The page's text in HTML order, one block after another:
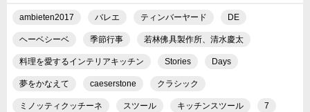
ambieten2017 バレエ ティンバーヤード DE
ヘーベシーベ 季節行事 若林佛具製作所、清水慶太
料理を愛するインテリアキッチン Stories Days
夢をかなえて caeserstone クラシック
ミノッティクッチーネ スツール キッチンスツール 7